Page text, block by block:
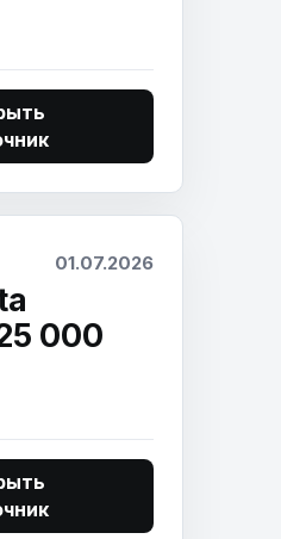
01.07.2026
000